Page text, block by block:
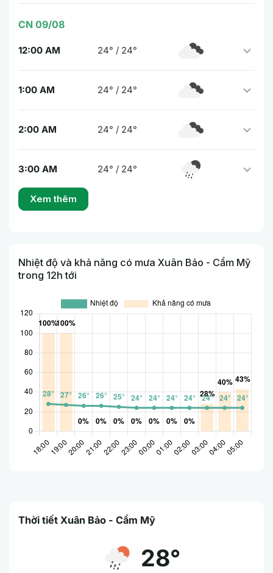
CN 09/08
12:00 AM 24° / 24°
1:00 AM 24° / 24°
2:00 AM 24° / 24°
3:00 AM 24° / 24°
Xem thêm
Nhiệt độ và khả năng có mưa Xuân Bảo - Cẩm Mỹ
trong 12h tới
Thời tiết Xuân Bảo - Cẩm Mỹ
28°